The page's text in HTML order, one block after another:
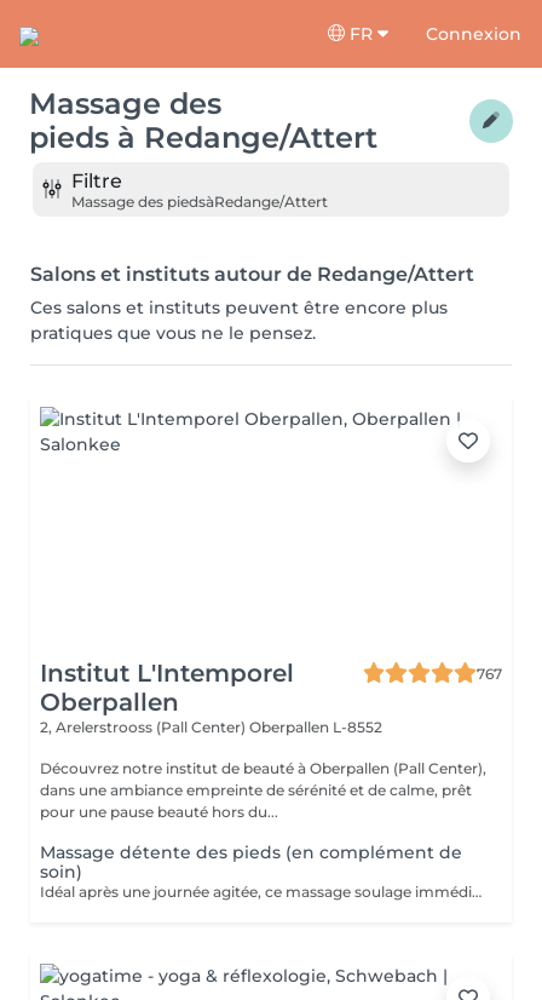
FR Connexion
Massage des
pieds à Redange/Attert
Filtre
Massage des piedsàRedange/Attert
Salons et instituts autour de Redange/Attert
Ces salons et instituts peuvent être encore plus
pratiques que vous ne le pensez.
Institut L'Intemporel
Oberpallen
767
2, Arelerstrooss (Pall Center) Oberpallen L-8552
Découvrez notre institut de beauté à Oberpallen (Pall Center),
dans une ambiance empreinte de sérénité et de calme, prêt
pour une pause beauté hors du...
Massage détente des pieds (en complément de
soin)
Idéal après une journée agitée, ce massage soulage immédiatement vos pieds. Pourquoi ne pas profiter d un massage des pieds pendant votre pose masque?